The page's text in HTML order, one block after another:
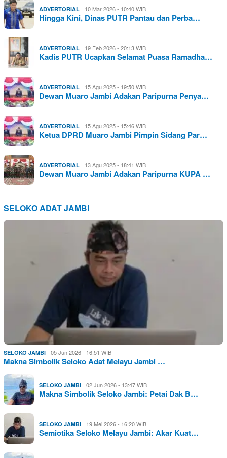
ADVERTORIAL 10 Mar 2026 - 10:40 WIB
Hingga Kini, Dinas PUTR Pantau dan Perba…
ADVERTORIAL 19 Feb 2026 - 20:13 WIB
Kadis PUTR Ucapkan Selamat Puasa Ramadha…
ADVERTORIAL 15 Agu 2025 - 19:50 WIB
Dewan Muaro Jambi Adakan Paripurna Penya…
ADVERTORIAL 15 Agu 2025 - 15:46 WIB
Ketua DPRD Muaro Jambi Pimpin Sidang Par…
ADVERTORIAL 13 Agu 2025 - 18:41 WIB
Dewan Muaro Jambi Adakan Paripurna KUPA …
SELOKO ADAT JAMBI
SELOKO JAMBI 05 Jun 2026 - 16:51 WIB
Makna Simbolik Seloko Adat Melayu Jambi …
SELOKO JAMBI 02 Jun 2026 - 13:47 WIB
Makna Simbolik Seloko Jambi: Petai Dak B…
SELOKO JAMBI 19 Mei 2026 - 16:20 WIB
Semiotika Seloko Melayu Jambi: Akar Kuat…